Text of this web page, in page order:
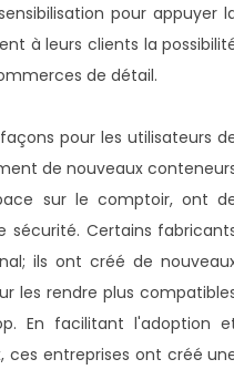
pour appuyer
à leurs clients la
de détail.
pour les utilisateurs
de nouveaux
sur le comptoir, ont
sécurité. Certains
ils ont créé de
les rendre plus
En facilitant l'adoption
ces entreprises ont créé